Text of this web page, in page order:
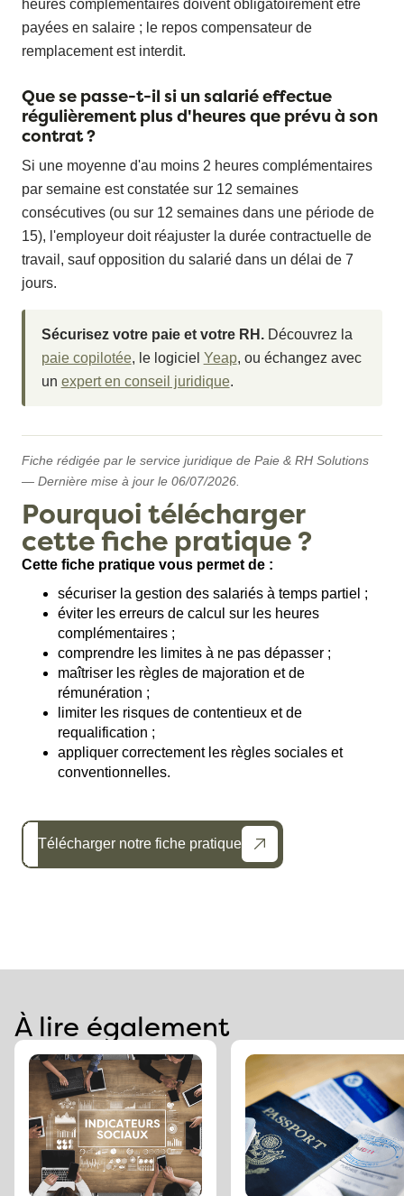
heures complémentaires doivent obligatoirement être
payées en salaire ; le repos compensateur de
remplacement est interdit.
Que se passe-t-il si un salarié effectue
régulièrement plus d'heures que prévu à son
contrat ?
Si une moyenne d'au moins 2 heures complémentaires
par semaine est constatée sur 12 semaines
consécutives (ou sur 12 semaines dans une période de
15), l'employeur doit réajuster la durée contractuelle de
travail, sauf opposition du salarié dans un délai de 7
jours.
Sécurisez votre paie et votre RH.Découvrez la
paie copilotée, le logiciel Yeap, ou échangez avec
un expert en conseil juridique.
Fiche rédigée par le service juridique de Paie & RH Solutions
— Dernière mise à jour le 06/07/2026.
Pourquoi télécharger
cette fiche pratique ?
Cette fiche pratique vous permet de :
sécuriser la gestion des salariés à temps partiel ;
éviter les erreurs de calcul sur les heures
complémentaires ;
comprendre les limites à ne pas dépasser ;
maîtriser les règles de majoration et de
rémunération ;
limiter les risques de contentieux et de
requalification ;
appliquer correctement les règles sociales et
conventionnelles.
Télécharger notre fiche pratique
À lire également